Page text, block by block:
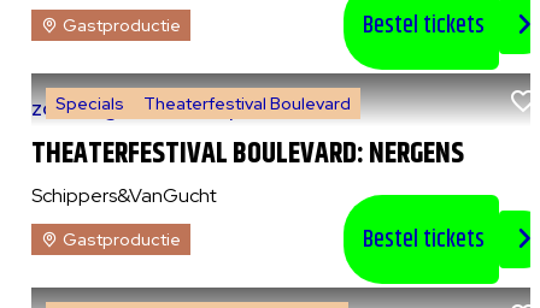
Gastproductie Bestel tickets
THEATERFESTIVAL BOULEVARD: NERGENS
Specials Theaterfestival Boulevard
zo 9 augustus 2026|14:00 uur
Schippers&VanGucht
Gastproductie Bestel tickets